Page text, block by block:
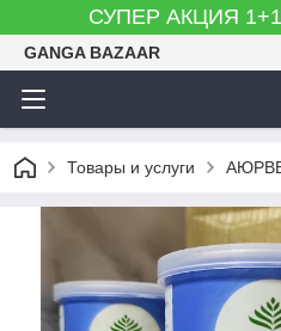
СУПЕР АКЦИЯ
GANGA BAZAAR
Товары и услуги